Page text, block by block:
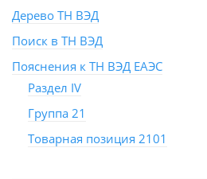
Дерево ТН ВЭД
Поиск в ТН ВЭД
Пояснения к ТН ВЭД ЕАЭС
Раздел IV
Группа 21
Товарная позиция 2101